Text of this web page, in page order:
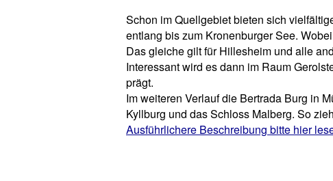
Schon im Quellgebiet bieten sich
entlang bis zum Kronenburger See.
Das gleiche gilt für Hillesheim und alle
Interessant wird es dann im Raum
prägt.
Im weiteren Verlauf die Bertrada Burg in
Kyllburg und das Schloss Malberg. So
Ausführlichere Beschreibung bitte hier